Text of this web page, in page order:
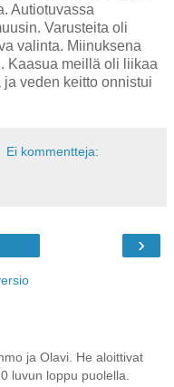
Autiotuvassa
Varusteita oli
valinta. Miinuksena
Kaasua meillä oli liikaa
veden keitto onnistui
Ei kommentteja:
›
ja Olavi. He aloittivat
luvun loppu puolella.